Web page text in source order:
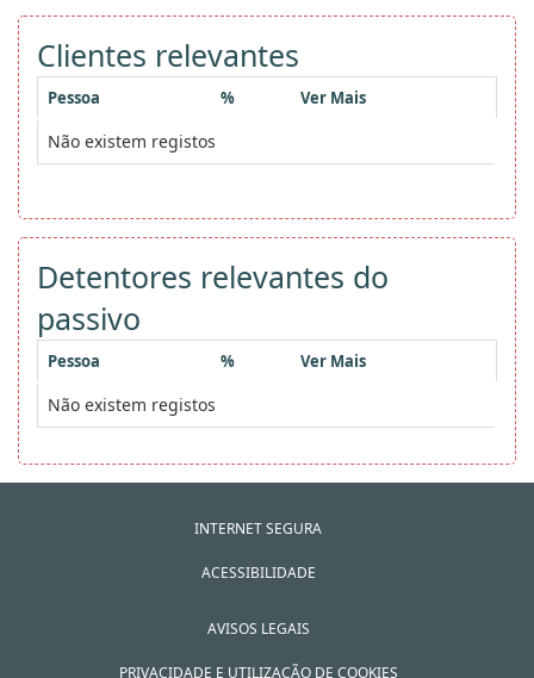
Clientes relevantes
Pessoa % Ver Mais
Não existem registos
Detentores relevantes do
passivo
Pessoa % Ver Mais
Não existem registos
INTERNET SEGURA
ACESSIBILIDADE
AVISOS LEGAIS
PRIVACIDADE E UTILIZAÇÃO DE COOKIES